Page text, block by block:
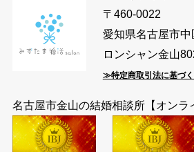
〒460-0022
愛知県名古屋市
ロンシャン金山
≫特定商取引法に基づ
名古屋市金山の結婚相談所【オンラ